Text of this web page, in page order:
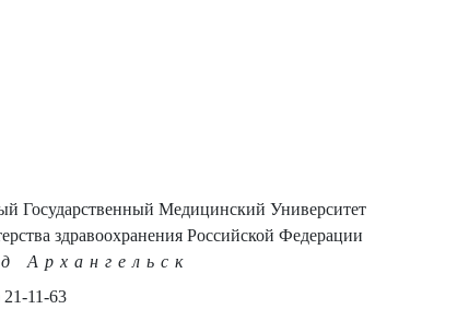
Государственный Медицинский Университет
здравоохранения Российской Федерации
Архангельск
11-63